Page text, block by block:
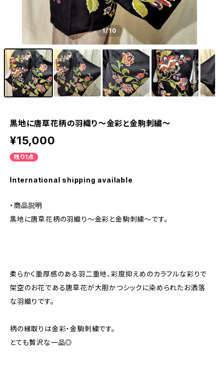
1/10
黒地に唐草花柄の羽織り〜金彩と金駒刺繍〜
¥15,000
残り1点
International shipping available
・商品説明
黒地に唐草花柄の羽織り〜金彩と金駒刺繍〜です。
柔らかく重厚感のある羽二重地、彩度抑えめのカラフルな彩りで
架空のお花である唐草花が大胆かつシックに染められたお洒落
な羽織りです。
柄の縁取りは金彩・金駒刺繍です。
とても贅沢な一品◎